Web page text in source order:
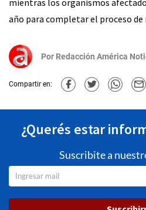
año para completar el proceso
Por Redacción América
Compartir en:
¿Querés estar
Suscribite a